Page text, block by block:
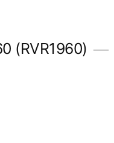
(RVR1960)